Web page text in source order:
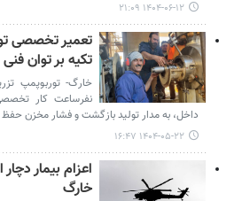
۱۴۰۴-۰۶-۱۲ ۲۱:۰۹
تعمیر تخصصی
تکیه بر توان
نفرساعت کار
داخل، به مدار تولید بازگشت و فشار مخزن
۱۴۰۴-۰۵-۲۲ ۱۶:۴۷
اعزام بیمار
خارگ